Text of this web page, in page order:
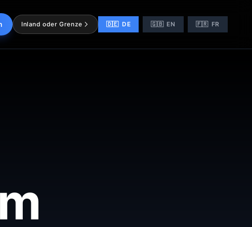
Inland oder Grenze 🇩🇪 DE 🇬🇧 EN 🇫🇷 FR